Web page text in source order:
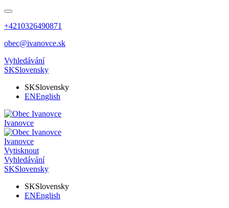
+4210326490871
obec@ivanovce.sk
Vyhledávání
SKSlovensky
SKSlovensky
ENEnglish
Ivanovce
Ivanovce
Vytisknout
Vyhledávání
SKSlovensky
SKSlovensky
ENEnglish